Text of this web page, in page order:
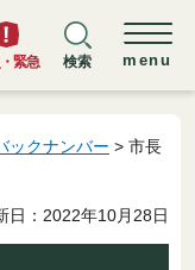
緊急 検索 menu
ックナンバー > 市長
日：2022年10月28日